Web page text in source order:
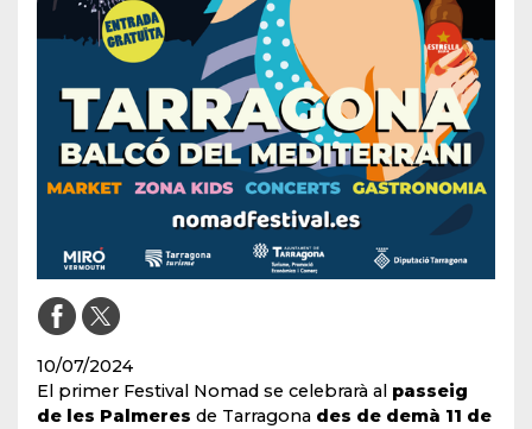
10/07/2024
El primer Festival Nomad se celebrarà al passeig
de les Palmeres de Tarragona des de demà 11 de